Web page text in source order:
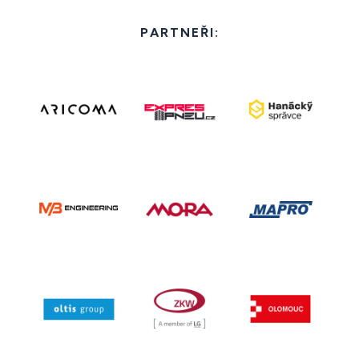
PARTNEŘI: